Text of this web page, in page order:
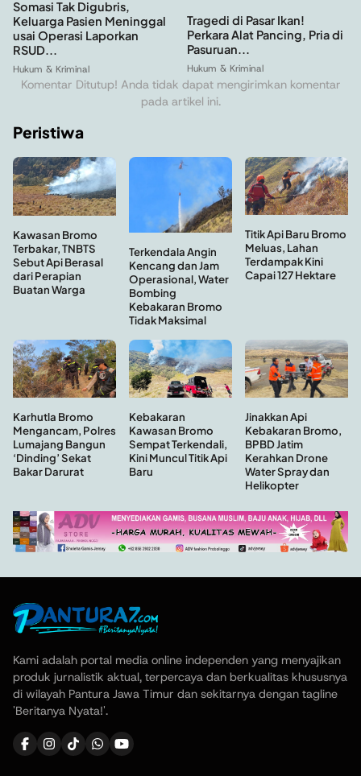
Somasi Tak Digubris,
Keluarga Pasien Meninggal
usai Operasi Laporkan
RSUD...
Hukum & Kriminal
Tragedi di Pasar Ikan!
Perkara Alat Pancing, Pria di
Pasuruan...
Hukum & Kriminal
Komentar Ditutup! Anda tidak dapat mengirimkan komentar
pada artikel ini.
Peristiwa
Kawasan Bromo
Terbakar, TNBTS
Sebut Api Berasal
dari Perapian
Buatan Warga
Terkendala Angin
Kencang dan Jam
Operasional, Water
Bombing
Kebakaran Bromo
Tidak Maksimal
Titik Api Baru Bromo
Meluas, Lahan
Terdampak Kini
Capai 127 Hektare
Karhutla Bromo
Mengancam, Polres
Lumajang Bangun
‘Dinding’ Sekat
Bakar Darurat
Kebakaran
Kawasan Bromo
Sempat Terkendali,
Kini Muncul Titik Api
Baru
Jinakkan Api
Kebakaran Bromo,
BPBD Jatim
Kerahkan Drone
Water Spray dan
Helikopter
Kami adalah portal media online independen yang menyajikan
produk jurnalistik aktual, terpercaya dan berkualitas khususnya
di wilayah Pantura Jawa Timur dan sekitarnya dengan tagline
'Beritanya Nyata!'.